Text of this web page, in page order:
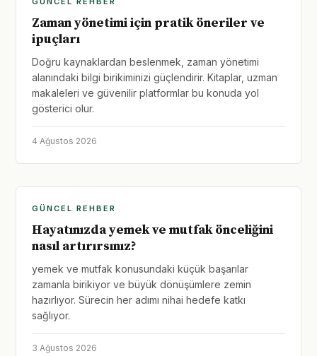
Zaman yönetimi için pratik öneriler ve
ipuçları
Doğru kaynaklardan beslenmek, zaman yönetimi
alanındaki bilgi birikiminizi güçlendirir. Kitaplar, uzman
makaleleri ve güvenilir platformlar bu konuda yol
gösterici olur.
4 Ağustos 2026
GÜNCEL REHBER
Hayatınızda yemek ve mutfak önceliğini
nasıl artırırsınız?
yemek ve mutfak konusundaki küçük başarılar
zamanla birikiyor ve büyük dönüşümlere zemin
hazırlıyor. Sürecin her adımı nihai hedefe katkı
sağlıyor.
3 Ağustos 2026